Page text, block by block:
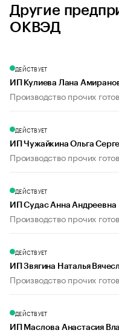
Другие
ОКВЭД
ДЕЙСТВУЕТ
ИП Кулиева Лана
Производство прочих
ДЕЙСТВУЕТ
ИП Чужайкина Ольга
Производство прочих
ДЕЙСТВУЕТ
ИП Судас Анна Андреевна
Производство прочих
ДЕЙСТВУЕТ
ИП Звягина Наталья
Производство прочих
ДЕЙСТВУЕТ
ИП Маслова Анастасия